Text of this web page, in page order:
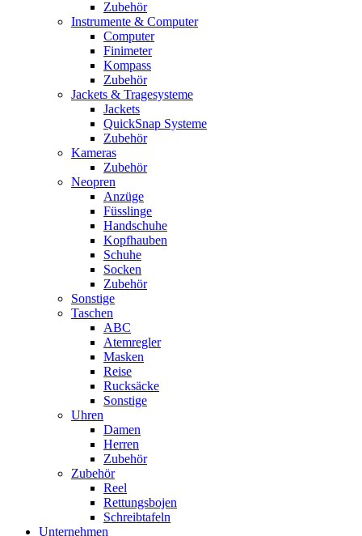
Zubehör
Instrumente & Computer
Computer
Finimeter
Kompass
Zubehör
Jackets & Tragesysteme
Jackets
QuickSnap Systeme
Zubehör
Kameras
Zubehör
Neopren
Anzüge
Füsslinge
Handschuhe
Kopfhauben
Schuhe
Socken
Zubehör
Sonstige
Taschen
ABC
Atemregler
Masken
Reise
Rucksäcke
Sonstige
Uhren
Damen
Herren
Zubehör
Zubehör
Reel
Rettungsbojen
Schreibtafeln
Unternehmen